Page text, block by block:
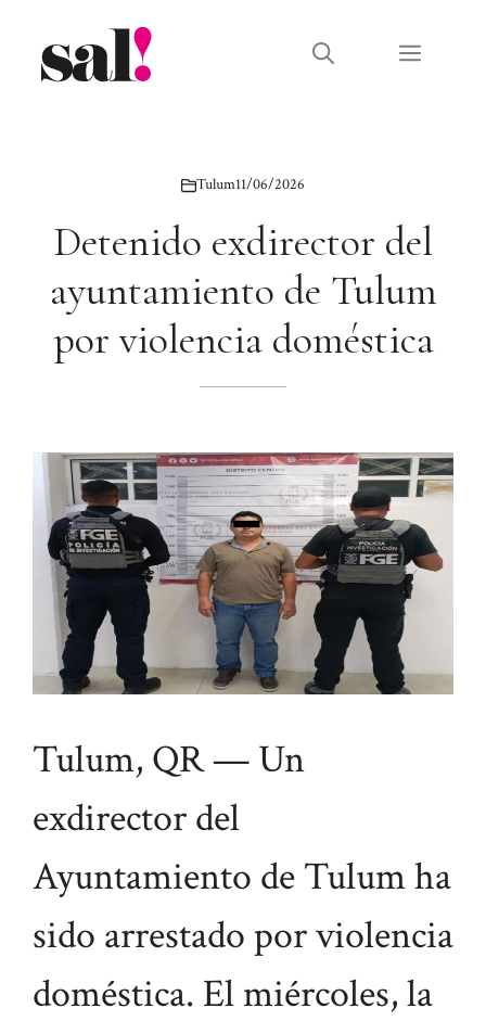
contenido
Menú
Tulum11/06/2026
Detenido exdirector del
ayuntamiento de Tulum
por violencia doméstica
Tulum, QR — Un
exdirector del
Ayuntamiento de Tulum ha
sido arrestado por violencia
doméstica. El miércoles, la